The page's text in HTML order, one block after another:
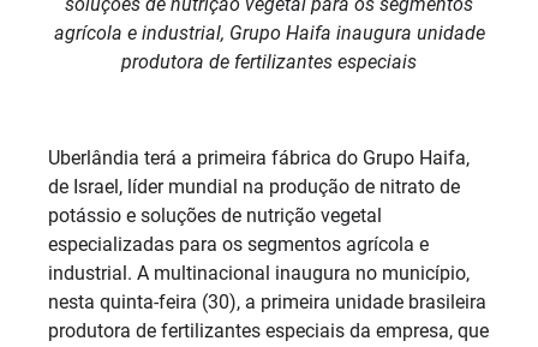
soluções de nutrição vegetal para os segmentos
agrícola e industrial, Grupo Haifa inaugura unidade
produtora de fertilizantes especiais
Uberlândia terá a primeira fábrica do Grupo Haifa,
de Israel, líder mundial na produção de nitrato de
potássio e soluções de nutrição vegetal
especializadas para os segmentos agrícola e
industrial. A multinacional inaugura no município,
nesta quinta-feira (30), a primeira unidade brasileira
produtora de fertilizantes especiais da empresa, que